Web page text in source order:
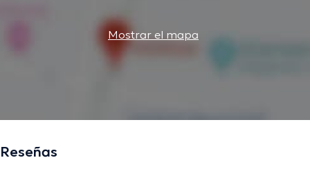
Mostrar el mapa
Reseñas